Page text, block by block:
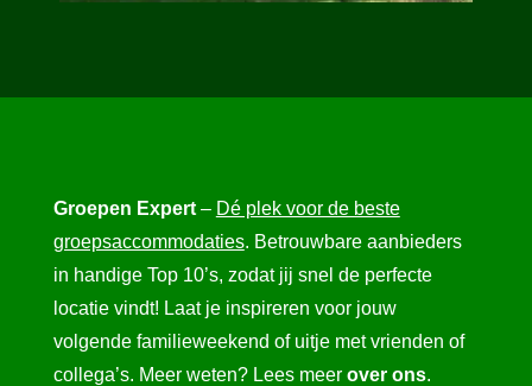
Groepen Expert– Dé plek voor de beste
groepsaccommodaties. Betrouwbare aanbieders
in handige Top 10’s, zodat jij snel de perfecte
locatie vindt! Laat je inspireren voor jouw
volgende familieweekend of uitje met vrienden of
collega’s. Meer weten? Lees meer over ons.